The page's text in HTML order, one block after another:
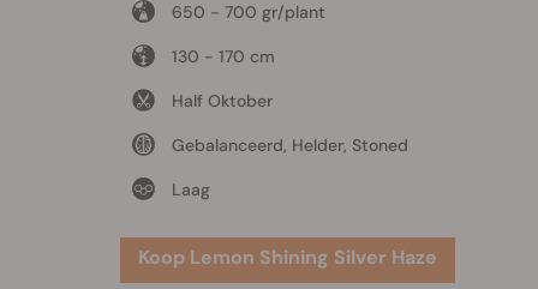
650 - 700 gr/plant
130 - 170 cm
Half Oktober
Gebalanceerd, Helder, Stoned
Laag
Koop Lemon Shining Silver Haze